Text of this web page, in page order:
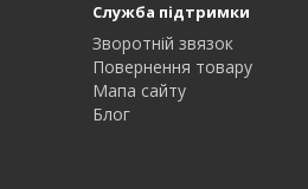
Служба підтримки
Зворотній звязок
Повернення товару
Мапа сайту
Блог